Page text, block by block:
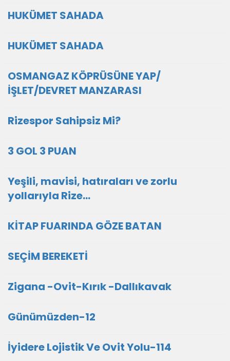
HUKÜMET SAHADA
HUKÜMET SAHADA
OSMANGAZ KÖPRÜSÜNE YAP/
İŞLET/DEVRET MANZARASI
Rizespor Sahipsiz Mi?
3 GOL 3 PUAN
Yeşili, mavisi, hatıraları ve zorlu
yollarıyla Rize…
KİTAP FUARINDA GÖZE BATAN
SEÇİM BEREKETİ
Zigana -Ovit-Kırık -Dallıkavak
Günümüzden-12
İyidere Lojistik Ve Ovit Yolu-114